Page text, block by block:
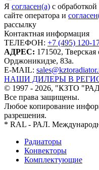
Я согласен(а) c
сайте оператора и
рассылку
Контактная информация
ТЕЛЕФОН: +7 (495) 120-
АДРЕС: 171502,
Орджоникидзе, 83а.
Е-MAIL:
НАШИ ДИЛЕРЫ В
© 1997 - 2026, "КЗТО
Все права защищены.
Любое копирование
разрешения.
* RAL - РАЛ.
Радиаторы
Конвекторы
Комплектующие